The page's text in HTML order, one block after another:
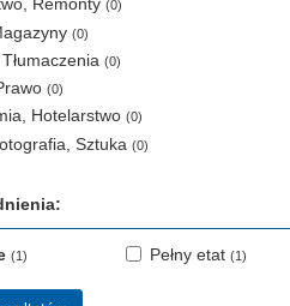
Remonty (0)
(0)
(0)
(0)
Hotelarstwo (0)
Sztuka (0)
(1) Pełny etat (1)